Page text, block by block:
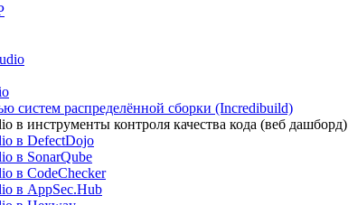
систем распределённой сборки (Incredibuild)
в инструменты контроля качества кода (веб дашборд)
в DefectDojo
в SonarQube
в CodeChecker
в AppSec.Hub